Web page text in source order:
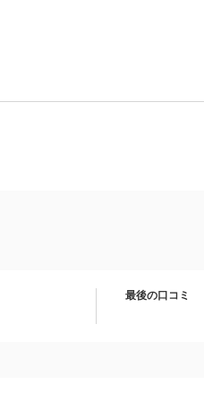
最後の口コミ